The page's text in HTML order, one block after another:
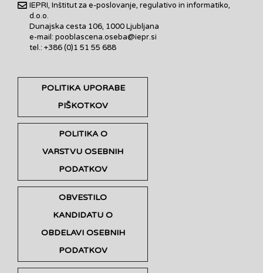
IEPRI, Inštitut za e-poslovanje, regulativo in informatiko,
d.o.o.
Dunajska cesta 106, 1000 Ljubljana
e-mail: pooblascena.oseba@iepr.si
tel.: +386 (0)1 51 55 688
POLITIKA UPORABE
PIŠKOTKOV
POLITIKA O
VARSTVU OSEBNIH
PODATKOV
OBVESTILO
KANDIDATU O
OBDELAVI OSEBNIH
PODATKOV